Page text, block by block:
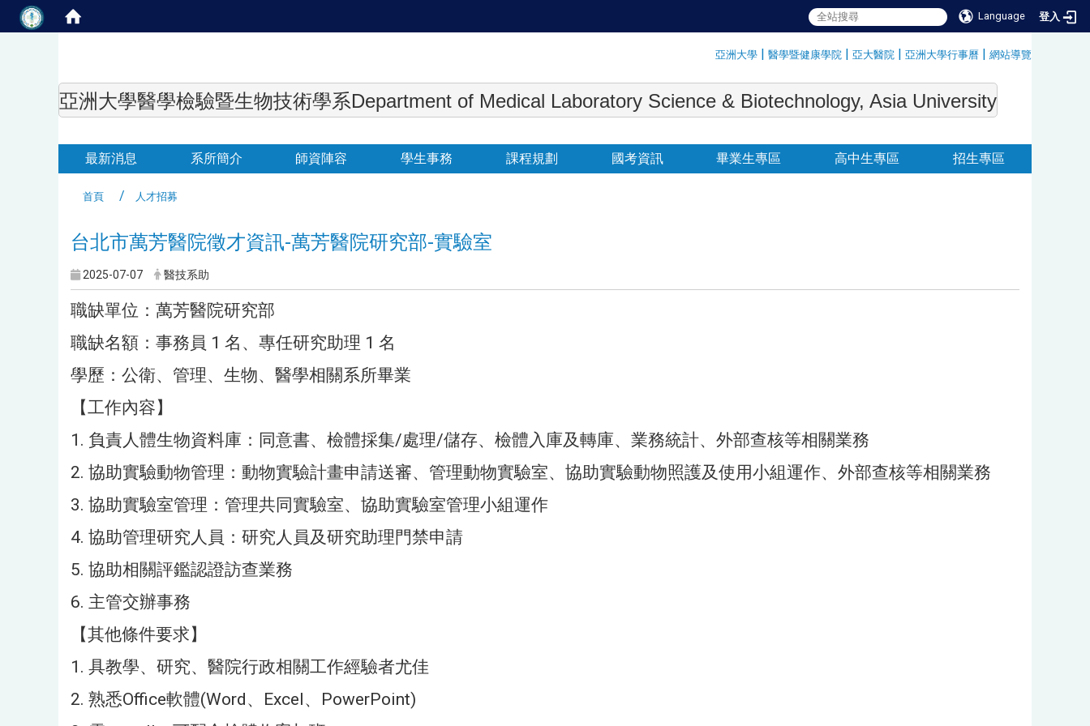
Language 登入
亞洲大學 | 醫學暨健康學院 | 亞大醫院 | 亞洲大學行事曆 | 網站導覽
亞洲大學醫學檢驗暨生物技術學系Department of Medical Laboratory Science & Biotechnology, Asia University
:::
最新消息 系所簡介 師資陣容 學生事務 課程規劃 國考資訊 畢業生專區 高中生專區 招生專區
首頁 人才招募
台北市萬芳醫院徵才資訊-萬芳醫院研究部-實驗室
2025-07-07 醫技系助
職缺單位：萬芳醫院研究部
職缺名額：事務員 1 名、專任研究助理 1 名
學歷：公衛、管理、生物、醫學相關系所畢業
【工作內容】
1. 負責人體生物資料庫：同意書、檢體採集/處理/儲存、檢體入庫及轉庫、業務統計、外部查核等相關業務
2. 協助實驗動物管理：動物實驗計畫申請送審、管理動物實驗室、協助實驗動物照護及使用小組運作、外部查核等相關業務
3. 協助實驗室管理：管理共同實驗室、協助實驗室管理小組運作
4. 協助管理研究人員：研究人員及研究助理門禁申請
5. 協助相關評鑑認證訪查業務
6. 主管交辦事務
【其他條件要求】
1. 具教學、研究、醫院行政相關工作經驗者尤佳
2. 熟悉Office軟體(Word、Excel、PowerPoint)